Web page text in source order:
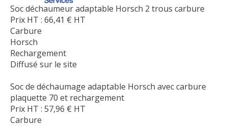
Soc déchaumeur adaptable Horsch 2 trous carbure
Prix HT : 66,41 € HT
Carbure
Horsch
Rechargement
Diffusé sur le site
Soc de déchaumage adaptable Horsch avec carbure
plaquette 70 et rechargement
Prix HT : 57,96 € HT
Carbure